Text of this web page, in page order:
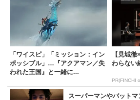
「ワイスピ」「ミッション：イン
ポッシブル」…『アクアマン／失
われた王国』と一緒に...
【見城
わらない
PR(FINCHI
スーパーマンやバット